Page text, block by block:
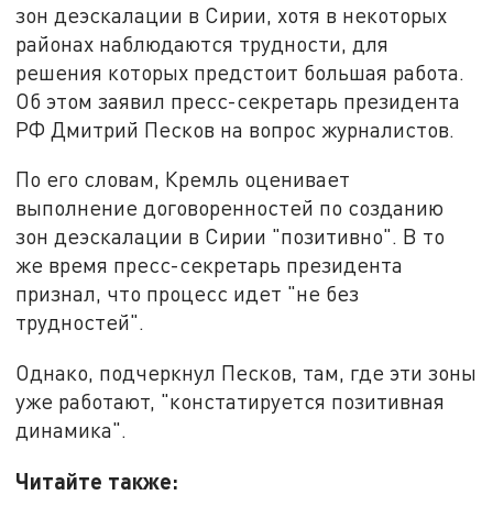
зон деэскалации в Сирии, хотя в некоторых
районах наблюдаются трудности, для
решения которых предстоит большая работа.
Об этом заявил пресс-секретарь президента
РФ Дмитрий Песков на вопрос журналистов.
По его словам, Кремль оценивает
выполнение договоренностей по созданию
зон деэскалации в Сирии "позитивно". В то
же время пресс-секретарь президента
признал, что процесс идет "не без
трудностей".
Однако, подчеркнул Песков, там, где эти зоны
уже работают, "констатируется позитивная
динамика".
Читайте также: